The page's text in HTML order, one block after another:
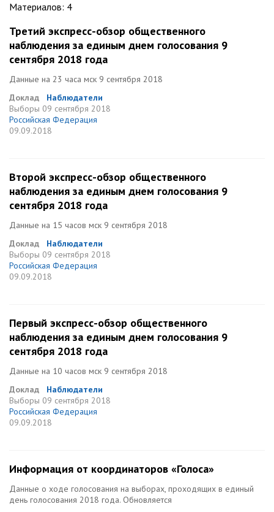
Материалов: 4
Третий экспресс-обзор общественного
наблюдения за единым днем голосования 9
сентября 2018 года
Данные на 23 часа мск 9 сентября 2018
Доклад
Наблюдатели
Выборы 09 сентября 2018
Российская Федерация
09.09.2018
Второй экспресс-обзор общественного
наблюдения за единым днем голосования 9
сентября 2018 года
Данные на 15 часов мск 9 сентября 2018
Доклад
Наблюдатели
Выборы 09 сентября 2018
Российская Федерация
09.09.2018
Первый экспресс-обзор общественного
наблюдения за единым днем голосования 9
сентября 2018 года
Данные на 10 часов мск 9 сентября 2018
Доклад
Наблюдатели
Выборы 09 сентября 2018
Российская Федерация
09.09.2018
Информация от координаторов «Голоса»
Данные о ходе голосования на выборах, проходящих в единый
день голосования 2018 года. Обновляется